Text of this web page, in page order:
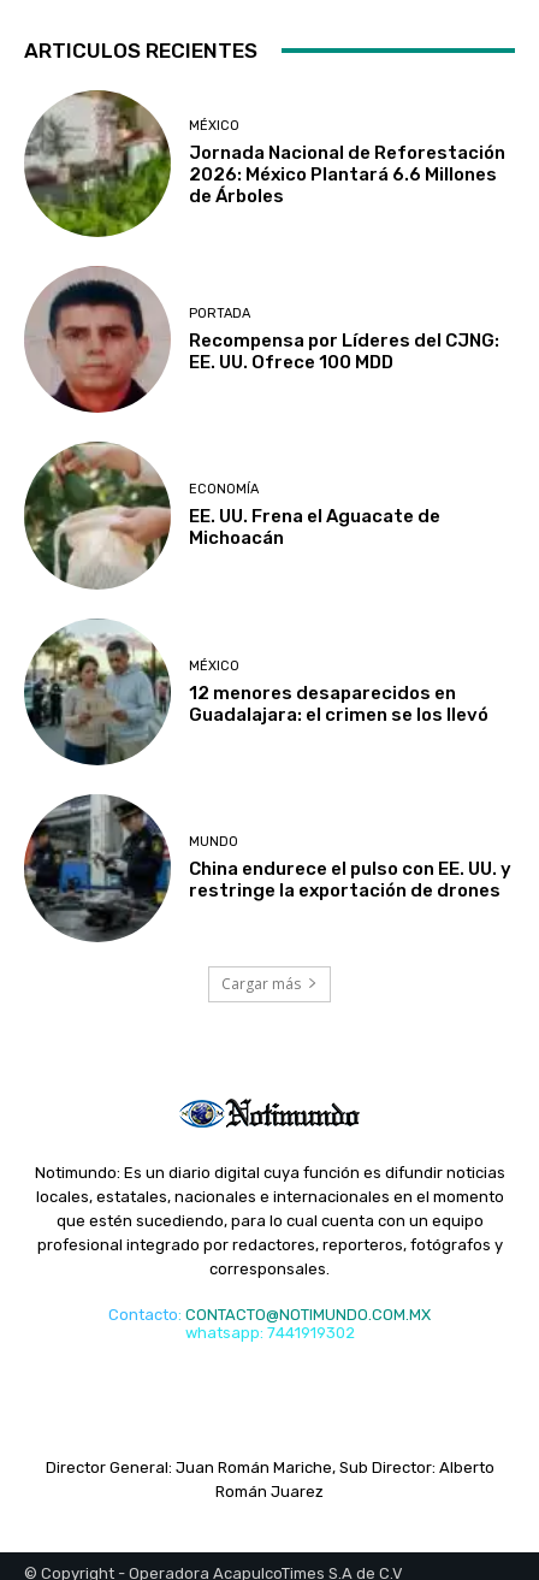
ARTICULOS RECIENTES
MÉXICO
Jornada Nacional de Reforestación
2026: México Plantará 6.6 Millones
de Árboles
PORTADA
Recompensa por Líderes del CJNG:
EE. UU. Ofrece 100 MDD
ECONOMÍA
EE. UU. Frena el Aguacate de
Michoacán
MÉXICO
12 menores desaparecidos en
Guadalajara: el crimen se los llevó
MUNDO
China endurece el pulso con EE. UU. y
restringe la exportación de drones
Cargar más
Notimundo: Es un diario digital cuya función es difundir noticias
locales, estatales, nacionales e internacionales en el momento
que estén sucediendo, para lo cual cuenta con un equipo
profesional integrado por redactores, reporteros, fotógrafos y
corresponsales.
Contacto: CONTACTO@NOTIMUNDO.COM.MX
whatsapp: 7441919302
Director General: Juan Román Mariche, Sub Director: Alberto
Román Juarez
© Copyright - Operadora AcapulcoTimes S.A de C.V